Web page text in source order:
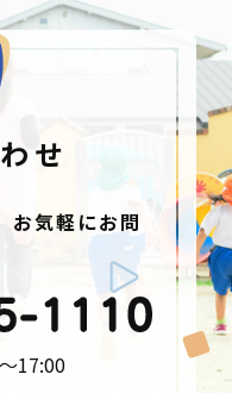
せ
お気軽にお問
17:00